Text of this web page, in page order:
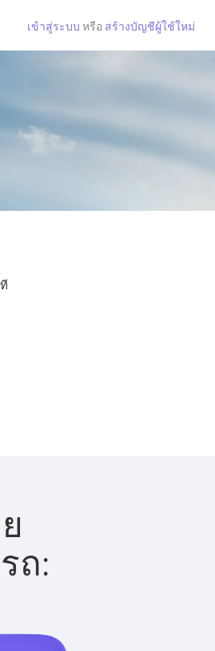
เข้าสู่ระบบ หรือ สร้างบัญชีผู้ใช้ใหม่
ถ: